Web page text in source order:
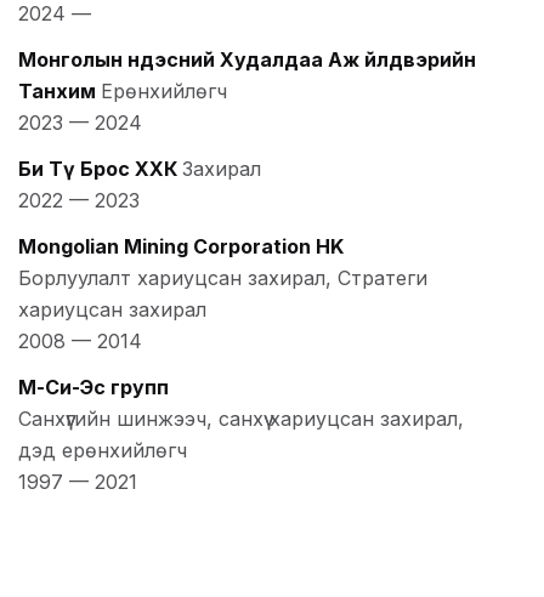
2024 —
Монголын Үндэсний Худалдаа Аж Үйлдвэрийн
Танхим Ерөнхийлөгч
2023 — 2024
Би Тү Брос ХХК Захирал
2022 — 2023
Mongolian Mining Corporation HK
Борлуулалт хариуцсан захирал, Стратеги
хариуцсан захирал
2008 — 2014
М-Си-Эс групп
Санхүүгийн шинжээч, санхүү хариуцсан захирал,
дэд ерөнхийлөгч
1997 — 2021